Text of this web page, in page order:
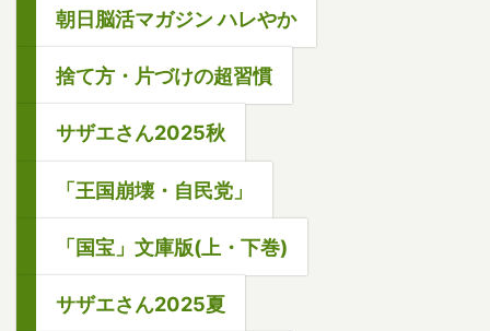
朝日脳活マガジン ハレやか
捨て方・片づけの超習慣
サザエさん2025秋
「王国崩壊・自民党」
「国宝」文庫版(上・下巻)
サザエさん2025夏